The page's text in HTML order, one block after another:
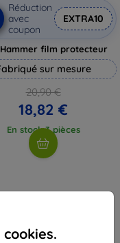
Réduction
avec
coupon
EXTRA10
film protecteur
sur mesure
20,90 €
18,82 €
En stock 3 pièces